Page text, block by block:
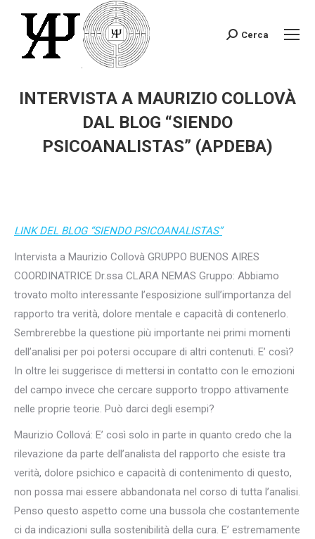
Search:
Cerca
INTERVISTA A MAURIZIO COLLOVÀ
DAL BLOG “SIENDO
PSICOANALISTAS” (APDEBA)
LINK DEL BLOG “SIENDO PSICOANALISTAS”
Intervista a Maurizio Collovà GRUPPO BUENOS AIRES
COORDINATRICE Dr.ssa CLARA NEMAS Gruppo: Abbiamo
trovato molto interessante l’esposizione sull’importanza del
rapporto tra verità, dolore mentale e capacità di contenerlo.
Sembrerebbe la questione più importante nei primi momenti
dell’analisi per poi potersi occupare di altri contenuti. E’ così?
In oltre lei suggerisce di mettersi in contatto con le emozioni
del campo invece che cercare supporto troppo attivamente
nelle proprie teorie. Può darci degli esempi?
Maurizio Collová: E’ così solo in parte in quanto credo che la
rilevazione da parte dell’analista del rapporto che esiste tra
verità, dolore psichico e capacità di contenimento di questo,
non possa mai essere abbandonata nel corso di tutta l’analisi.
Penso questo aspetto come una bussola che costantemente
ci da indicazioni sulla sostenibilità della cura. E’ estremamente